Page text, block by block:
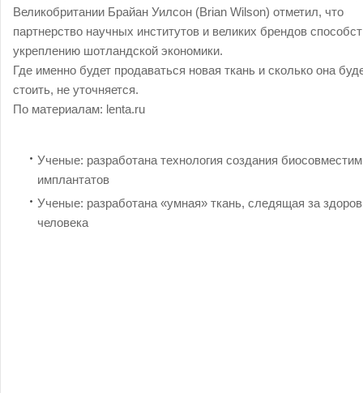
Великобритании Брайан Уилсон (Brian Wilson) отметил, что
партнерство научных институтов и великих брендов
укреплению шотландской экономики.
Где именно будет продаваться новая ткань и сколько она
стоить, не уточняется.
По материалам: lenta.ru
Ученые: разработана технология создания
имплантатов
Ученые: разработана «умная» ткань, следящая за
человека